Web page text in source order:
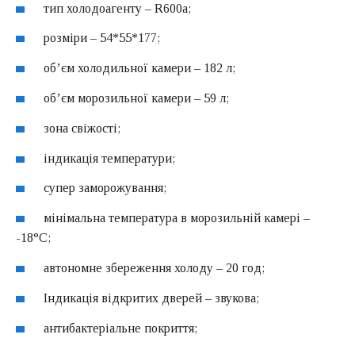
тип холодоагенту – R600a;
розміри – 54*55*177;
об’єм холодильної камери – 182 л;
об’єм морозильної камери – 59 л;
зона свіжості;
індикація температури;
супер заморожування;
мінімальна температура в морозильній камері –
-18°C;
автономне збереження холоду – 20 год;
Індикація відкритих дверей – звукова;
антибактеріальне покриття;